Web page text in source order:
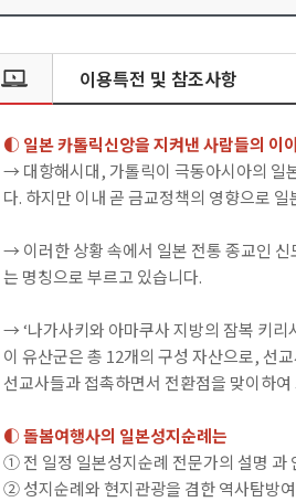
이용특전 및 참조사항
◐ 일본 카톨릭신앙을 지켜낸 사람들의 이
→ 대항해시대, 가톨릭이 극동아시아의 일
다. 하지만 이내 곧 금교정책의 영향으로
→ 이러한 상황 속에서 일본 전통 종교인
는 명칭으로 부르고 있습니다.
→ ‘나가사키와 아마쿠사 지방의 잠복 키리
이 유산군은 총 12개의 구성 자산으로, 선
선교사들과 접촉하면서 전환점을 맞이하
◐ 돌봄여행사의 일본성지순례는
① 전 일정 일본성지순례 전문가의 설명 과
② 성지순례와 현지관광을 겸한 역사탐방